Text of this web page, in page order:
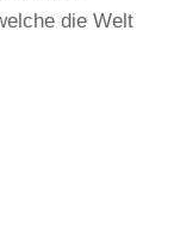
die Welt